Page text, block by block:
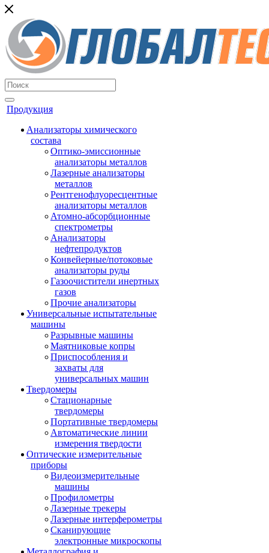
Продукция
Анализаторы химического
состава
Оптико-эмиссионные
анализаторы металлов
Лазерные анализаторы
металлов
Рентгенофлуоресцентные
анализаторы металлов
Атомно-абсорбционные
спектрометры
Анализаторы
нефтепродуктов
Конвейерные/потоковые
анализаторы руды
Газоочистители инертных
газов
Прочие анализаторы
Универсальные испытательные
машины
Разрывные машины
Маятниковые копры
Приспособления и
захваты для
универсальных машин
Твердомеры
Стационарные
твердомеры
Портативные твердомеры
Автоматические линии
измерения твердости
Оптические измерительные
приборы
Видеоизмерительные
машины
Профилометры
Лазерные трекеры
Лазерные интерферометры
Сканирующие
электронные микроскопы